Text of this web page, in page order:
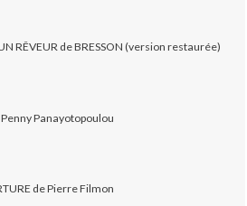
RÊVEUR de BRESSON (version restaurée)
Penny Panayotopoulou
de Pierre Filmon